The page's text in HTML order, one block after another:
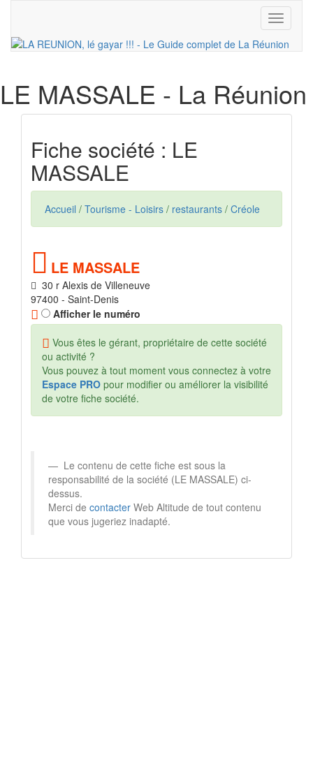
Toggle
LE MASSALE - La Réunion
Fiche société : LE
MASSALE
Accueil / Tourisme - Loisirs / restaurants / Créole
LE MASSALE
30 r Alexis de Villeneuve
97400 - Saint-Denis
Afficher le numéro
Vous êtes le gérant, propriétaire de cette société
ou activité ?
Vous pouvez à tout moment vous connectez à votre
Espace PRO pour modifier ou améliorer la visibilité
de votre fiche société.
Le contenu de cette fiche est sous la
responsabilité de la société (LE MASSALE) ci-
dessus.
Merci de contacter Web Altitude de tout contenu
que vous jugeriez inadapté.